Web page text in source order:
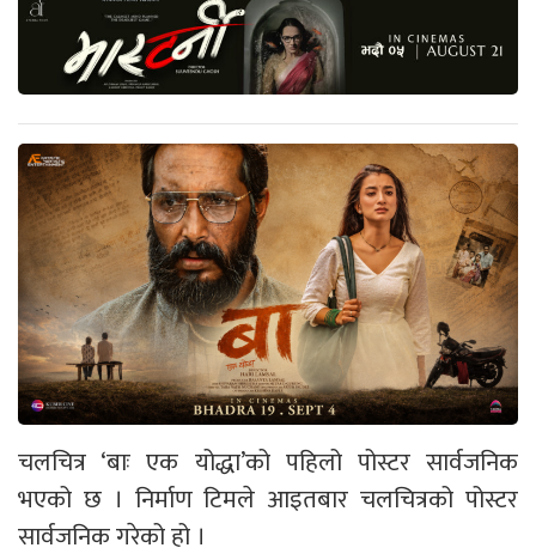
चलचित्र ‘बाः एक योद्धा’को पहिलो पोस्टर सार्वजनिक
भएको छ । निर्माण टिमले आइतबार चलचित्रको पोस्टर
सार्वजनिक गरेको हो ।